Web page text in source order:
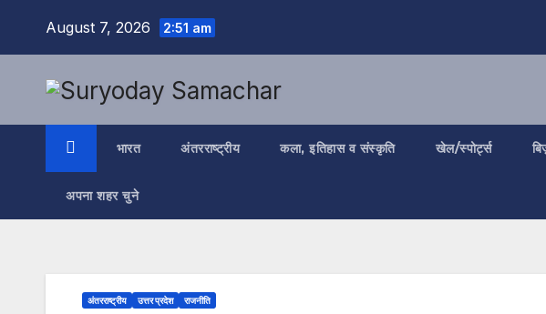
August 7, 2026 2:51 am
भारत अंतरराष्ट्रीय कला, इतिहास व संस्कृति खेल/स्पोर्ट्स
अपना शहर चुने
अंतरराष्ट्रीय उत्तर प्रदेश राजनीति